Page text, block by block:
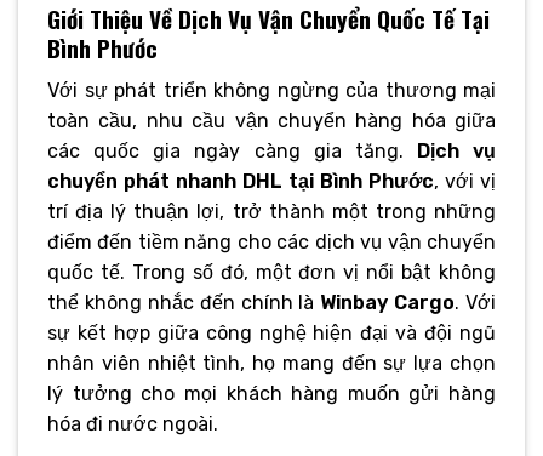
Giới Thiệu Về Dịch Vụ Vận Chuyển Quốc Tế Tại
Bình Phước
Với sự phát triển không ngừng của thương mại
toàn cầu, nhu cầu vận chuyển hàng hóa giữa
các quốc gia ngày càng gia tăng. Dịch vụ
chuyển phát nhanh DHL tại Bình Phước, với vị
trí địa lý thuận lợi, trở thành một trong những
điểm đến tiềm năng cho các dịch vụ vận chuyển
quốc tế. Trong số đó, một đơn vị nổi bật không
thể không nhắc đến chính là Winbay Cargo. Với
sự kết hợp giữa công nghệ hiện đại và đội ngũ
nhân viên nhiệt tình, họ mang đến sự lựa chọn
lý tưởng cho mọi khách hàng muốn gửi hàng
hóa đi nước ngoài.